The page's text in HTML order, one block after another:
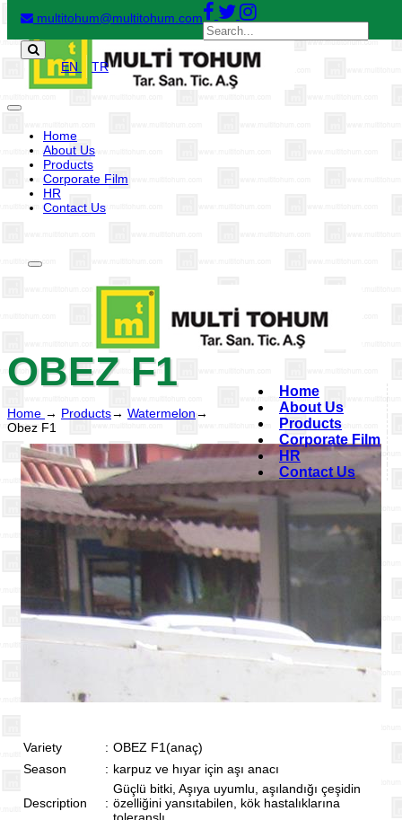
Toggle
Home
About Us
Products
Corporate Film
HR
Contact Us
multitohum@multitohum.com
EN TR
Toggle
Home
About Us
Products
Corporate Film
HR
Contact Us
OBEZ F1
Home → Products→ Watermelon→
Obez F1
Variety : OBEZ F1(anaç)
Season
: karpuz ve hıyar için aşı anacı
Description :
Güçlü bitki, Aşıya uyumlu, aşılandığı çeşidin
özelliğini yansıtabilen, kök hastalıklarına